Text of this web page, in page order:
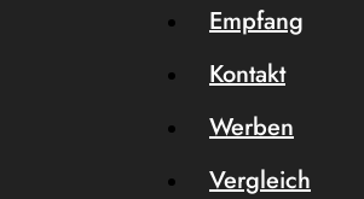
Empfang
Kontakt
Werben
Vergleich